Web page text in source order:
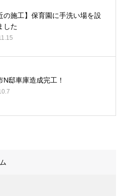
の施工】保育園に手洗い場を設
した
N邸車庫造成完工！